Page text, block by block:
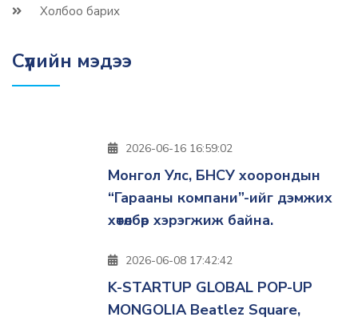
Холбоо барих
Сүүлийн мэдээ
2026-06-16 16:59:02
Монгол Улс, БНСУ хоорондын
“Гарааны компани”-ийг дэмжих
хөтөлбөр хэрэгжиж байна.
2026-06-08 17:42:42
K-STARTUP GLOBAL POP-UP
MONGOLIA Beatlez Square,